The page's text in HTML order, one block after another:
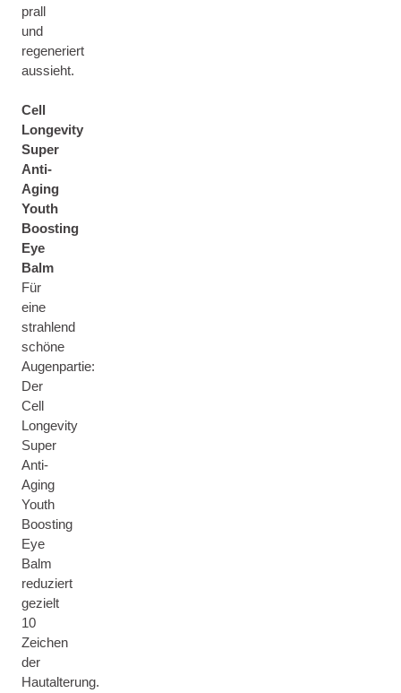
prall
und
regeneriert
aussieht.
Cell
Longevity
Super
Anti-
Aging
Youth
Boosting
Eye
Balm
Für
eine
strahlend
schöne
Augenpartie:
Der
Cell
Longevity
Super
Anti-
Aging
Youth
Boosting
Eye
Balm
reduziert
gezielt
10
Zeichen
der
Hautalterung.